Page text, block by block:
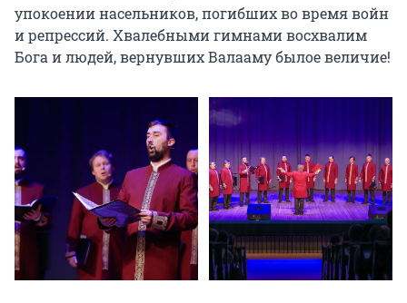
упокоении насельников, погибших во время войн
и репрессий. Хвалебными гимнами восхвалим
Бога и людей, вернувших Валааму былое величие!